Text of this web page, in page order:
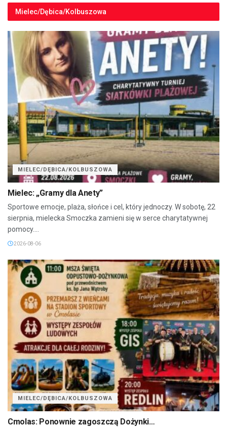
Mielec/Dębica/Kolbuszowa
MIELEC/DĘBICA/KOLBUSZOWA
Mielec: „Gramy dla Anety”
Sportowe emocje, plaża, słońce i cel, który jednoczy. W sobotę, 22
sierpnia, mielecka Smoczka zamieni się w serce charytatywnej
pomocy....
2026-08-06
MIELEC/DĘBICA/KOLBUSZOWA
Cmolas: Ponownie zagoszczą Dożynki…